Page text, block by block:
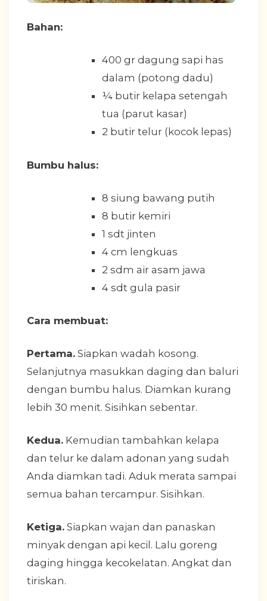
Bahan:
400 gr dagung sapi has
dalam (potong dadu)
¼ butir kelapa setengah
tua (parut kasar)
2 butir telur (kocok lepas)
Bumbu halus:
8 siung bawang putih
8 butir kemiri
1 sdt jinten
4 cm lengkuas
2 sdm air asam jawa
4 sdt gula pasir
Cara membuat:
Pertama. Siapkan wadah kosong.
Selanjutnya masukkan daging dan baluri
dengan bumbu halus. Diamkan kurang
lebih 30 menit. Sisihkan sebentar.
Kedua. Kemudian tambahkan kelapa
dan telur ke dalam adonan yang sudah
Anda diamkan tadi. Aduk merata sampai
semua bahan tercampur. Sisihkan.
Ketiga. Siapkan wajan dan panaskan
minyak dengan api kecil. Lalu goreng
daging hingga kecokelatan. Angkat dan
tiriskan.